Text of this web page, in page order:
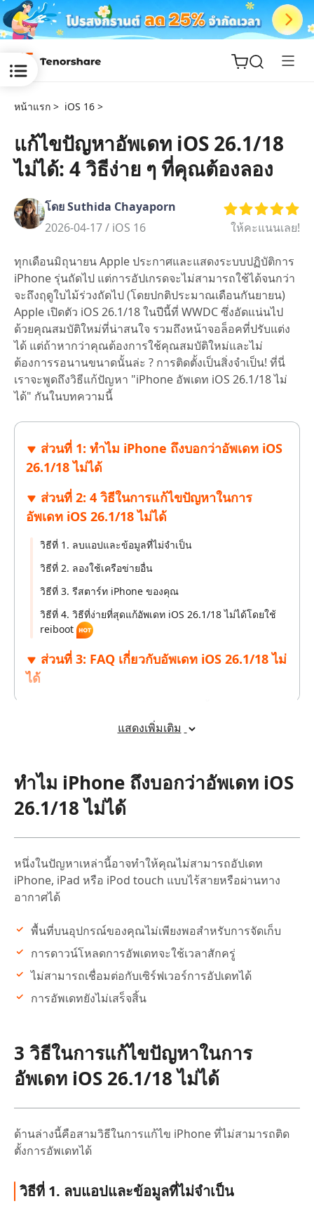
ReiBoot
Tenorshare
New
iAnyGo
หน้าแรก > iOS 16 >
แก้ไขปัญหาอัพเดท iOS 26.1/18
ไม่ได้: 4 วิธีง่าย ๆ ที่คุณต้องลอง
โดย Suthida Chayaporn
2026-04-17 / iOS 16 ให้คะแนนเลย!
ทุกเดือนมิถุนายน Apple ประกาศและแสดงระบบปฏิบัติการ
iPhone รุ่นถัดไป แต่การอัปเกรดจะไม่สามารถใช้ได้จนกว่า
จะถึงฤดูใบไม้ร่วงถัดไป (โดยปกติประมาณเดือนกันยายน)
Apple เปิดตัว iOS 26.1/18 ในปีนี้ที่ WWDC ซึ่งอัดแน่นไป
ด้วยคุณสมบัติใหม่ที่น่าสนใจ รวมถึงหน้าจอล็อคที่ปรับแต่ง
ได้ แต่ถ้าหากว่าคุณต้องการใช้คุณสมบัติใหม่และไม่
ต้องการรอนานขนาดนั้นล่ะ ? การติดตั้งเป็นสิ่งจำเป็น! ที่นี่
เราจะพูดถึงวิธีแก้ปัญหา "iPhone อัพเดท iOS 26.1/18 ไม่
ได้" กันในบทความนี้
ส่วนที่ 1: ทำไม iPhone ถึงบอกว่าอัพเดท iOS
26.1/18 ไม่ได้
ส่วนที่ 2: 4 วิธีในการแก้ไขปัญหาในการ
อัพเดท iOS 26.1/18 ไม่ได้
วิธีที่ 1. ลบแอปและข้อมูลที่ไม่จำเป็น
วิธีที่ 2. ลองใช้เครือข่ายอื่น
วิธีที่ 3. รีสตาร์ท iPhone ของคุณ
วิธีที่ 4. วิธีที่ง่ายที่สุดแก้อัพเดท iOS 26.1/18 ไม่ได้โดยใช้
reiboot
ส่วนที่ 3: FAQ เกี่ยวกับอัพเดท iOS 26.1/18 ไม่
ได้
3. ฉันสามารถแก้ไขปัญหาการติดตั้ง iOS 26.1/18 ไม่สำเร็จ
โดยไม่ต้องรีเซ็ต iPhone ได้หรือไม่?
อัปเดต iOS 26.1/18 ควรทำอย่างไร?
แสดงเพิ่มเติม
ทำไม iPhone ถึงบอกว่าอัพเดท iOS
26.1/18 ไม่ได้
หนึ่งในปัญหาเหล่านี้อาจทำให้คุณไม่สามารถอัปเดท
iPhone, iPad หรือ iPod touch แบบไร้สายหรือผ่านทาง
อากาศได้
พื้นที่บนอุปกรณ์ของคุณไม่เพียงพอสำหรับการจัดเก็บ
การดาวน์โหลดการอัพเดทจะใช้เวลาสักครู่
ไม่สามารถเชื่อมต่อกับเซิร์ฟเวอร์การอัปเดทได้
การอัพเดทยังไม่เสร็จสิ้น
3 วิธีในการแก้ไขปัญหาในการ
อัพเดท iOS 26.1/18 ไม่ได้
ด้านล่างนี้คือสามวิธีในการแก้ไข iPhone ที่ไม่สามารถติด
ตั้งการอัพเดทได้
วิธีที่ 1. ลบแอปและข้อมูลที่ไม่จำเป็น